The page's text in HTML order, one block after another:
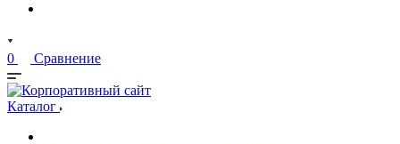
0 Сравнение
Каталог